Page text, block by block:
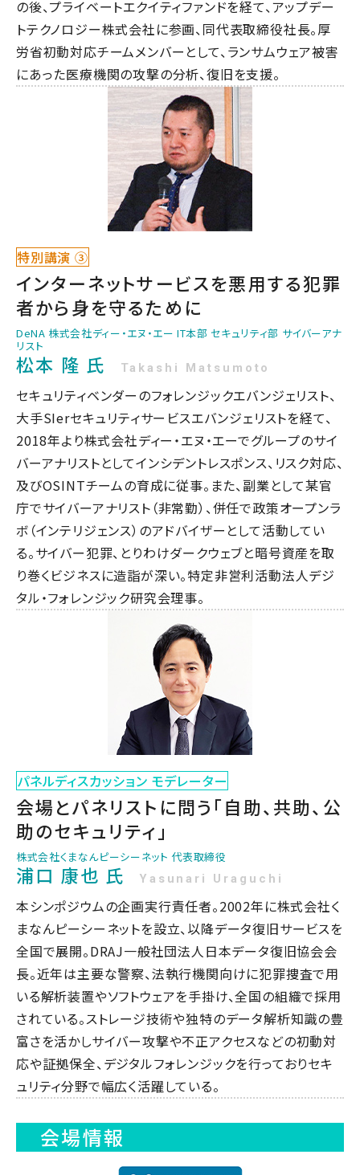
の後、プライベートエクイティファンドを経て、アップデー
トテクノロジー株式会社に参画、同代表取締役社長。厚
労省初動対応チームメンバーとして、ランサムウェア被害
にあった医療機関の攻撃の分析、復旧を支援。
特別講演 ③
インターネットサービスを悪用する犯罪
者から身を守るために
DeNA 株式会社ディー・エヌ・エー IT本部 セキュリティ部 サイバーアナ
リスト
松本 隆 氏 Takashi Matsumoto
セキュリティベンダーのフォレンジックエバンジェリスト、
大手SIerセキュリティサービスエバンジェリストを経て、
2018年より株式会社ディー・エヌ・エーでグループのサイ
バーアナリストとしてインシデントレスポンス、リスク対応、
及びOSINTチームの育成に従事。また、副業として某官
庁でサイバーアナリスト（非常勤）、併任で政策オープンラ
ボ（インテリジェンス）のアドバイザーとして活動してい
る。サイバー犯罪、とりわけダークウェブと暗号資産を取
り巻くビジネスに造詣が深い。特定非営利活動法人デジ
タル・フォレンジック研究会理事。
パネルディスカッション モデレーター
会場とパネリストに問う「自助、共助、公
助のセキュリティ」
株式会社くまなんピーシーネット 代表取締役
浦口 康也 氏 Yasunari Uraguchi
本シンポジウムの企画実行責任者。2002年に株式会社く
まなんピーシーネットを設立、以降データ復旧サービスを
全国で展開。DRAJ一般社団法人日本データ復旧協会会
長。近年は主要な警察、法執行機関向けに犯罪捜査で用
いる解析装置やソフトウェアを手掛け、全国の組織で採用
されている。ストレージ技術や独特のデータ解析知識の豊
富さを活かしサイバー攻撃や不正アクセスなどの初動対
応や証拠保全、デジタルフォレンジックを行っておりセキ
ュリティ分野で幅広く活躍している。
会場情報